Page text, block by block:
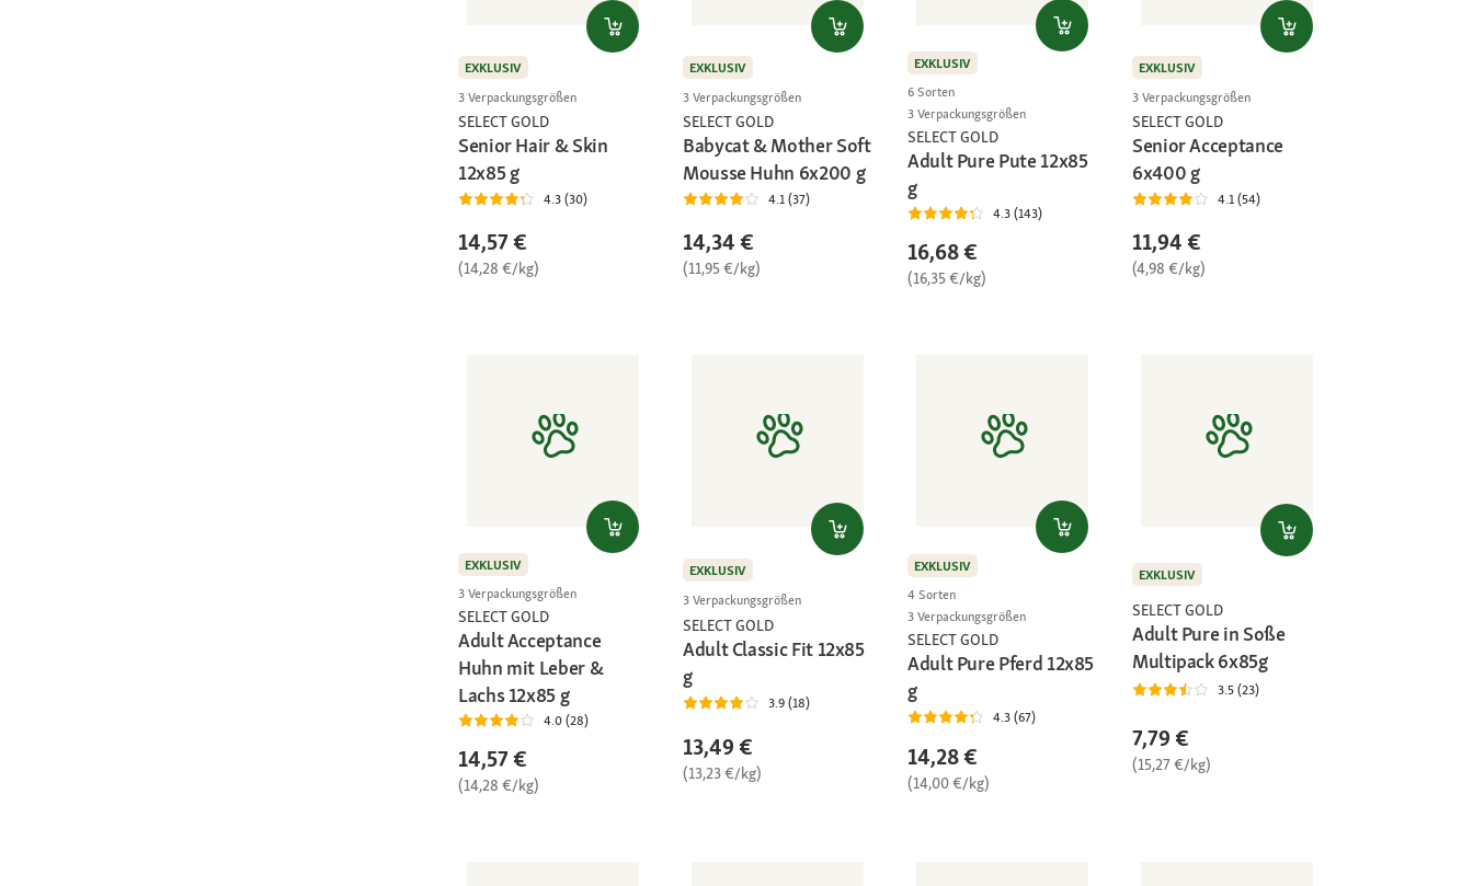
EXKLUSIV
3 Verpackungsgrößen
SELECT GOLD
Senior Hair & Skin
12x85 g
4.3 (30)
14,57 €
(14,28 €/kg)
EXKLUSIV
3 Verpackungsgrößen
SELECT GOLD
Babycat & Mother Soft
Mousse Huhn 6x200 g
4.1 (37)
14,34 €
(11,95 €/kg)
EXKLUSIV
6 Sorten
3 Verpackungsgrößen
SELECT GOLD
Adult Pure Pute 12x85
g
4.3 (143)
16,68 €
(16,35 €/kg)
EXKLUSIV
3 Verpackungsgrößen
SELECT GOLD
Senior Acceptance
6x400 g
4.1 (54)
11,94 €
(4,98 €/kg)
EXKLUSIV
3 Verpackungsgrößen
SELECT GOLD
Adult Acceptance
Huhn mit Leber &
Lachs 12x85 g
4.0 (28)
14,57 €
(14,28 €/kg)
EXKLUSIV
3 Verpackungsgrößen
SELECT GOLD
Adult Classic Fit 12x85
g
3.9 (18)
13,49 €
(13,23 €/kg)
EXKLUSIV
4 Sorten
3 Verpackungsgrößen
SELECT GOLD
Adult Pure Pferd 12x85
g
4.3 (67)
14,28 €
(14,00 €/kg)
EXKLUSIV
SELECT GOLD
Adult Pure in Soße
Multipack 6x85g
3.5 (23)
7,79 €
(15,27 €/kg)